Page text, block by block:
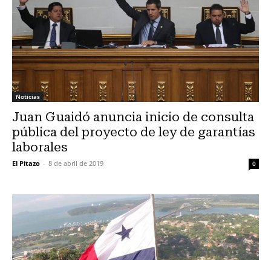
Noticias
Juan Guaidó anuncia inicio de consulta
pública del proyecto de ley de garantías
laborales
El Pitazo - 8 de abril de 2019 0